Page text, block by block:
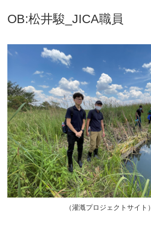
OB:松井駿_JICA職員
（灌漑プロジェクトサイト）